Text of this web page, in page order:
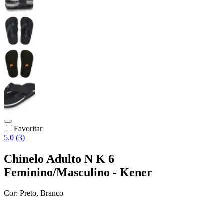
Favoritar
5.0 (3)
Chinelo Adulto N K 6
Feminino/Masculino - Kener
Cor: Preto, Branco